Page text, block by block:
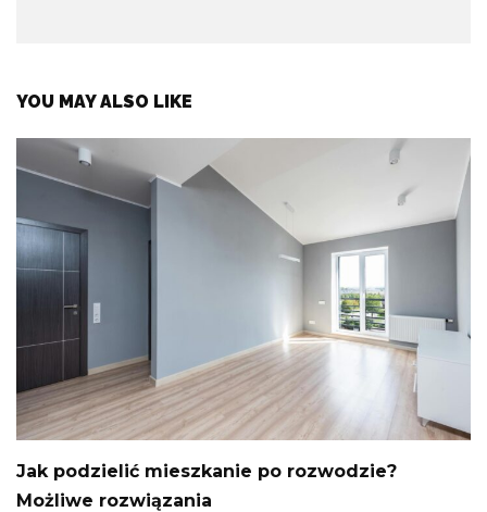
YOU MAY ALSO LIKE
Jak podzielić mieszkanie po rozwodzie?
Możliwe rozwiązania